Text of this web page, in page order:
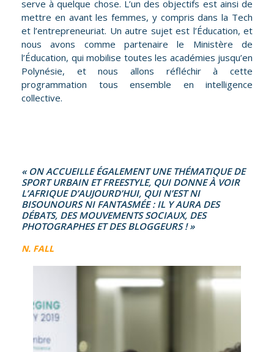
serve à quelque chose. L’un des objectifs est ainsi de
mettre en avant les femmes, y compris dans la Tech
et l’entrepreneuriat. Un autre sujet est l’Éducation, et
nous avons comme partenaire le Ministère de
l’Éducation, qui mobilise toutes les académies jusqu’en
Polynésie, et nous allons réfléchir à cette
programmation tous ensemble en intelligence
collective.
« ON ACCUEILLE ÉGALEMENT UNE THÉMATIQUE DE
SPORT URBAIN ET FREESTYLE, QUI DONNE À VOIR
L’AFRIQUE D’AUJOURD’HUI, QUI N’EST NI
BISOUNOURS NI FANTASMÉE : IL Y AURA DES
DÉBATS, DES MOUVEMENTS SOCIAUX, DES
PHOTOGRAPHES ET DES BLOGGEURS ! »
N. FALL